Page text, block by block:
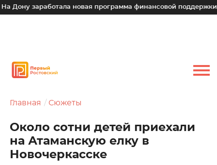
заработала новая программа финансовой поддержки для
Главная Сюжеты
Около сотни детей приехали
на Атаманскую елку в
Новочеркасске